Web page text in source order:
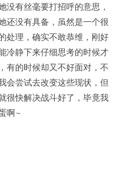
没有丝毫要打招呼的意思，
还没有具备，虽然是一个很
处理，确实不敢恭维，刚好
冷静下来仔细思考的时候才
有的时候却又不好面对，不
会尝试去改变这些现状，但
很快解决战斗好了，毕竟我
啊~